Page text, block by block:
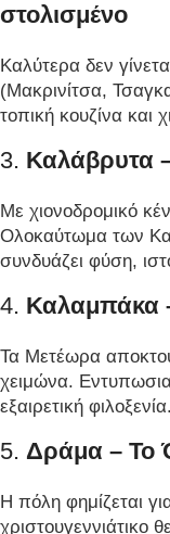
στολισμένο
Καλύτερα δεν
(Μακρινίτσα,
τοπική κουζίνα και
3. Καλάβρυτα –
Με χιονοδρομικό
Ολοκαύτωμα των
συνδυάζει φύση,
4. Καλαμπάκα
Τα Μετέωρα
χειμώνα.
εξαιρετική φιλοξενία.
5. Δράμα – Το
Η πόλη φημίζεται
χριστουγεννιάτικο